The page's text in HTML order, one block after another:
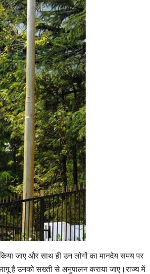
जाए और साथ ही उन लोगों का मानदेय समय पर
लागू है उनको सख्ती से अनुपालन कराया जाए।राज्य में